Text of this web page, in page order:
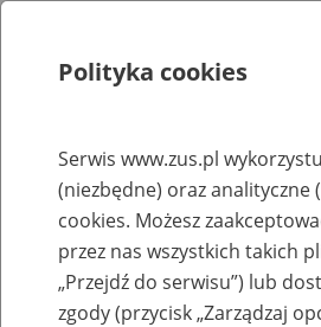
Rejestry, ewidencje i archiwa
Baza
przekształconych
Polityka cookies
Serwis www.zus.pl
(niezbędne) oraz analityczne
cookies. Możesz
przez nas wszystkich takich
„Przejdź do serwisu”) lub
zgody (przycisk „Zarządzaj